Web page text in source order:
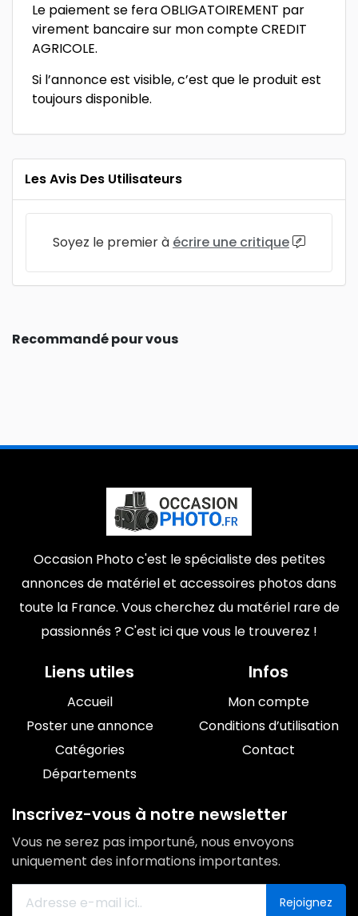
Le paiement se fera OBLIGATOIREMENT par
virement bancaire sur mon compte CREDIT
AGRICOLE.
Si l’annonce est visible, c’est que le produit est
toujours disponible.
Les Avis Des Utilisateurs
Soyez le premier à écrire une critique
Recommandé pour vous
Occasion Photo c'est le spécialiste des petites
annonces de matériel et accessoires photos dans
toute la France. Vous cherchez du matériel rare de
passionnés ? C'est ici que vous le trouverez !
Liens utiles
Accueil
Poster une annonce
Catégories
Départements
Infos
Mon compte
Conditions d’utilisation
Contact
Inscrivez-vous à notre newsletter
Vous ne serez pas importuné, nous envoyons
uniquement des informations importantes.
Rejoignez